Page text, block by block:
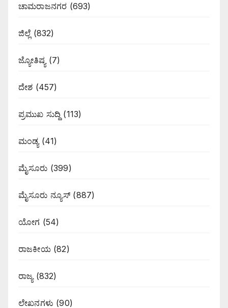
ಚಾಮರಾಜನಗರ (693)
ಜಿಲ್ಲೆ (832)
ಜ್ಯೋತಿಷ್ಯ (7)
ದೇಶ (457)
ಪ್ರಮುಖ ಸುದ್ದಿ (113)
ಮಂಡ್ಯ(41)
ಮೈಸೂರು (399)
ಮೈಸೂರು ನ್ಯೂಸ್(887)
ಯೋಗ (54)
ರಾಜಕೀಯ(82)
ರಾಜ್ಯ(832)
ಲೇಖನಗಳು (90)